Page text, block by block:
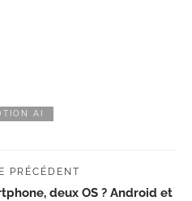
AI
PRÉCÉDENT
deux OS ? Android et